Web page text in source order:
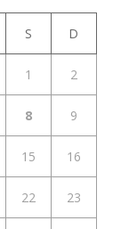
S D
1 2
8 9
15 16
22 23